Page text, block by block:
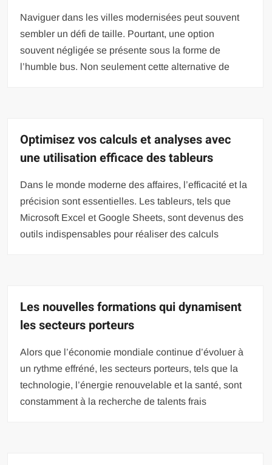
Naviguer dans les villes modernisées peut souvent
sembler un défi de taille. Pourtant, une option
souvent négligée se présente sous la forme de
l’humble bus. Non seulement cette alternative de
Optimisez vos calculs et analyses avec
une utilisation efficace des tableurs
Dans le monde moderne des affaires, l’efficacité et la
précision sont essentielles. Les tableurs, tels que
Microsoft Excel et Google Sheets, sont devenus des
outils indispensables pour réaliser des calculs
Les nouvelles formations qui dynamisent
les secteurs porteurs
Alors que l’économie mondiale continue d’évoluer à
un rythme effréné, les secteurs porteurs, tels que la
technologie, l’énergie renouvelable et la santé, sont
constamment à la recherche de talents frais